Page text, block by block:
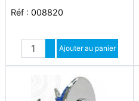
Réf : 008820
Quantité
Augmenter quantité
Diminuer quantité
Ajouter au panier